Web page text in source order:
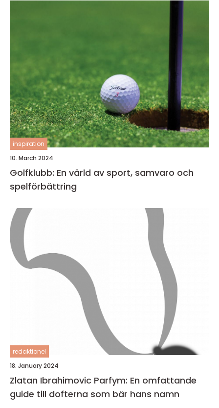
inspiration
10. March 2024
Golfklubb: En värld av sport, samvaro och
spelförbättring
redaktionel
18. January 2024
Zlatan Ibrahimovic Parfym: En omfattande
guide till dofterna som bär hans namn